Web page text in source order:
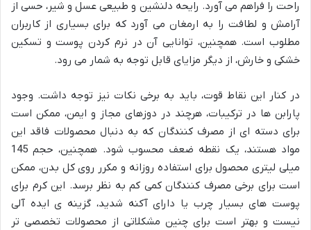
راحت را فراهم می آورد. رایحه دلنشین و طبیعی عسل و شیر، حسی از
آرامش و لطافت را به ارمغان می آورد که برای بسیاری از کاربران
مطلوب است. همچنین، توانایی آن در نرم کردن پوست و تسکین
خشکی و خارش، از دیگر مزایای قابل توجه به شمار می رود.
در کنار این نقاط قوت، باید به برخی نکات نیز توجه داشت. وجود
پارابن ها در ترکیبات، هرچند در دوزهای مجاز و ایمن، ممکن است
برای دسته ای از مصرف کنندگان که به دنبال محصولات فاقد این
مواد هستند، یک نقطه ضعف محسوب شود. همچنین، حجم 145
میلی لیتری محصول برای استفاده روزانه و مکرر روی کل بدن، ممکن
است برای برخی مصرف کنندگان کمی کم به نظر برسد. این کرم برای
پوست های بسیار چرب یا دارای آکنه شدید، گزینه ی ایده آلی
نیست و بهتر است برای چنین مشکلاتی از محصولات تخصصی تر